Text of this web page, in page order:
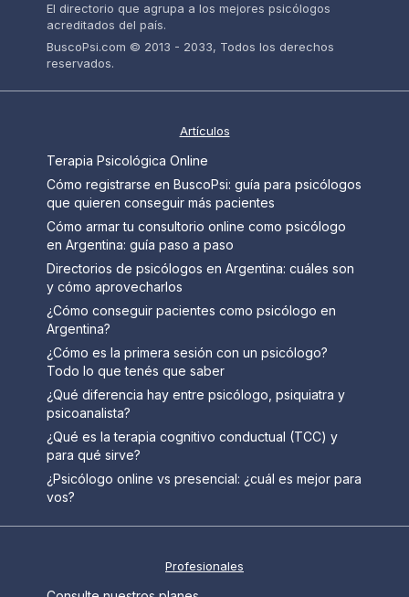
El directorio que agrupa a los mejores psicólogos
acreditados del país.
BuscoPsi.com © 2013 - 2033, Todos los derechos
reservados.
Artículos
Terapia Psicológica Online
Cómo registrarse en BuscoPsi: guía para psicólogos
que quieren conseguir más pacientes
Cómo armar tu consultorio online como psicólogo
en Argentina: guía paso a paso
Directorios de psicólogos en Argentina: cuáles son
y cómo aprovecharlos
¿Cómo conseguir pacientes como psicólogo en
Argentina?
¿Cómo es la primera sesión con un psicólogo?
Todo lo que tenés que saber
¿Qué diferencia hay entre psicólogo, psiquiatra y
psicoanalista?
¿Qué es la terapia cognitivo conductual (TCC) y
para qué sirve?
¿Psicólogo online vs presencial: ¿cuál es mejor para
vos?
Profesionales